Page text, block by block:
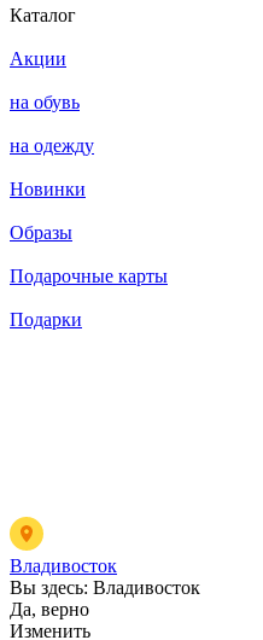
Каталог
Акции
на обувь
на одежду
Новинки
Образы
Подарочные карты
Подарки
Владивосток
Вы здесь: Владивосток
Да, верно
Изменить